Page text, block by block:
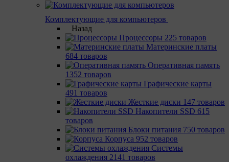
Комплектующие для компьютеров
Назад
Процессоры 225 товаров
Материнcкие платы
684 товаров
Оперативная память
1352 товаров
Графические карты
491 товаров
Жесткие диски 147 товаров
Накопители SSD 615
товаров
Блоки питания 750 товаров
Корпуса 952 товаров
Системы
охлаждения 2141 товаров